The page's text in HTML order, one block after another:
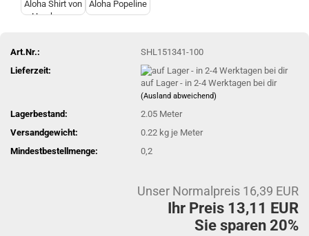
Art.Nr.:
SHL151341-100
Lieferzeit:
auf Lager - in 2-4 Werktagen bei dir
(Ausland abweichend)
Lagerbestand: 2.05 Meter
Versandgewicht:
0.22 kg je Meter
Mindestbestellmenge:
0,2
Unser Normalpreis 16,39 EUR
Ihr Preis 13,11 EUR
Sie sparen 20%